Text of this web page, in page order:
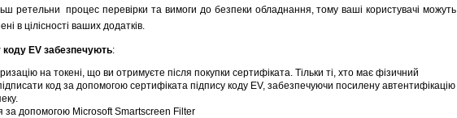
ретельни процес перевірки та вимоги до безпеки обладнання, тому ваші користувачі можуть
в цілісності ваших додатків.
коду EV забезпечують:
на токені, що ви отримуєте після покупки сертифіката. Тільки ті, хто має фізичний
код за допомогою сертифіката підпису коду EV, забезпечуючи посилену автентифікацію
за допомогою Microsoft Smartscreen Filter